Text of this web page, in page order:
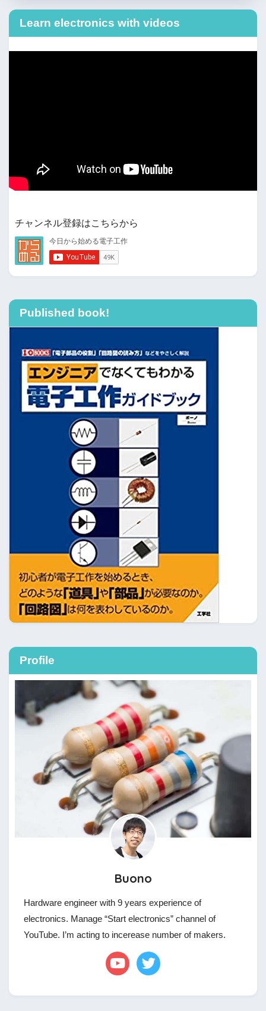
Learn electronics with videos
チャンネル登録はこちらから
Published book!
Profile
Buono
Hardware engineer with 9 years experience of
electronics. Manage “Start electronics” channel of
YouTube. I’m acting to incerease number of makers.